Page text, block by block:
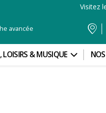
Visitez
avancée
LOISIRS & MUSIQUE